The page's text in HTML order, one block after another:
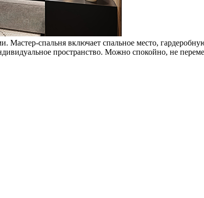
Мастер-спальня включает спальное место,
пространство. Можно спокойно, не